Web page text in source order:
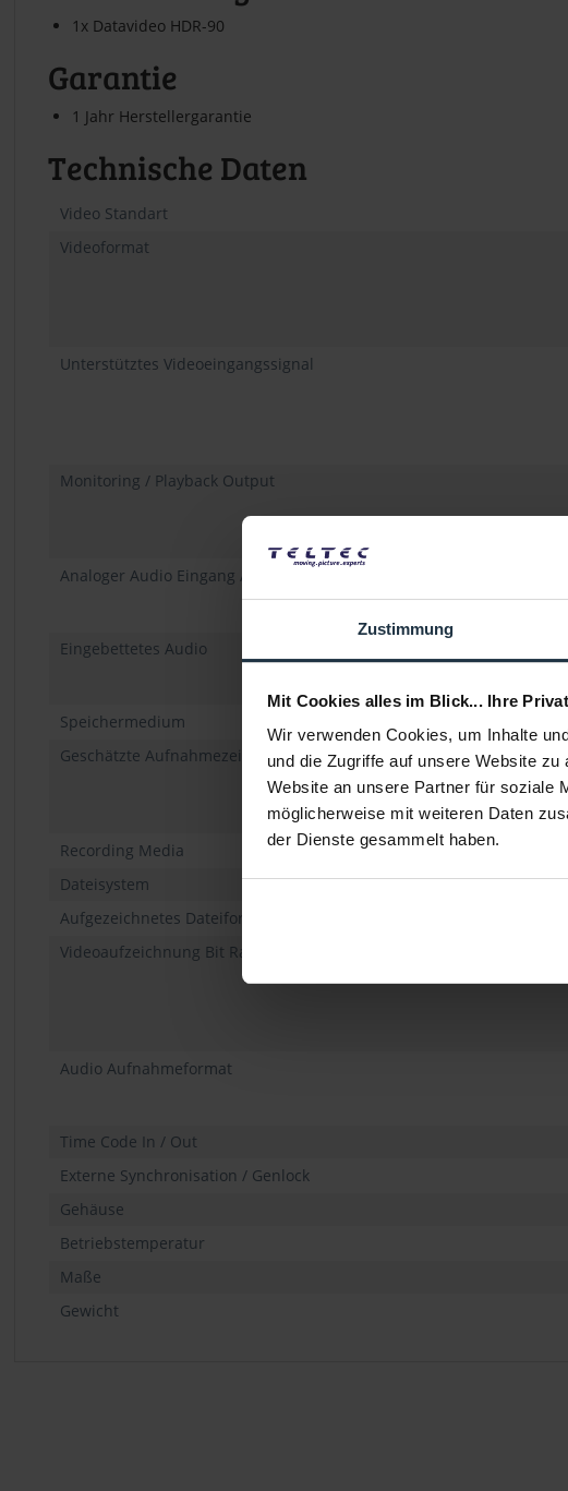
Zustimmung
Mit Cookies alles im Blick... Ihre
Wir verwenden Cookies, um Inhalte
und die Zugriffe auf unsere Website
Website an unsere Partner für soziale
möglicherweise mit weiteren Daten
der Dienste gesammelt haben.
1x Datavideo HDR-90
Garantie
1 Jahr Herstellergarantie
Technische Daten
Video Standart
Videoformat
Unterstütztes Videoeingangssignal
Monitoring / Playback Output
Analoger Audio Eingang / Ausgang
Eingebettetes Audio
Speichermedium
Geschätzte Aufnahmezeit (min. pro 10 GB)
Recording Media
Dateisystem
Aufgezeichnetes Dateiformat
Videoaufzeichnung Bit Rate / Color Sampling
Audio Aufnahmeformat
Time Code In / Out
Externe Synchronisation / Genlock
Gehäuse
Betriebstemperatur
Maße
Gewicht